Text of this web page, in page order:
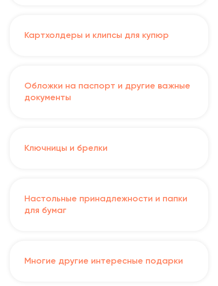
Картхолдеры и клипсы для купюр
Обложки на паспорт и другие важные
документы
Ключницы и брелки
Настольные принадлежности и папки
для бумаг
Многие другие интересные подарки